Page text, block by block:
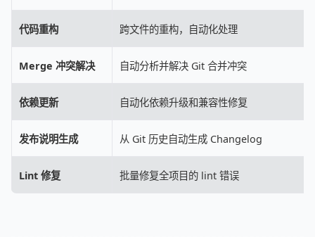
代码重构 跨文件的重构，自动化处理
Merge 冲突解决 自动分析并解决 Git 合并冲突
依赖更新 自动化依赖升级和兼容性修复
发布说明生成 从 Git 历史自动生成 Changelog
Lint 修复 批量修复全项目的 lint 错误